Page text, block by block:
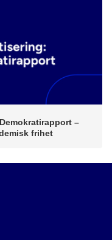
–
frihet